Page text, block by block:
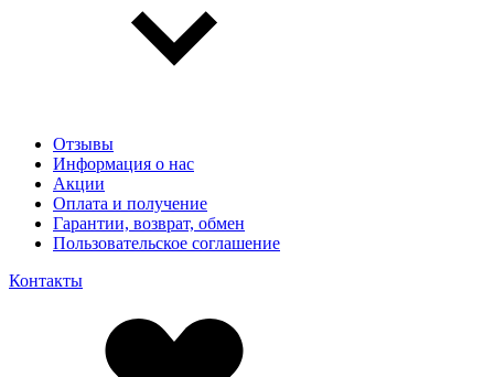
Отзывы
Информация о нас
Акции
Оплата и получение
Гарантии, возврат, обмен
Пользовательское соглашение
Контакты